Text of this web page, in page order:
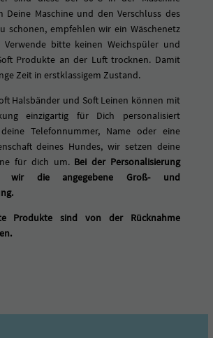
Deine Maschine und den Verschluss des
schonen, empfehlen wir ein Wäschenetz
Verwende bitte keinen Weichspüler und
Produkte an der Luft trocknen. Damit
Zeit in erstklassigem Zustand.
Halsbänder und Soft Leinen können mit
einzigartig für Dich personalisiert
Telefonnummer, Name oder eine
deines Hundes, wir setzen deine
für dich um. Bei der Personalisierung
wir die angegebene Groß- und
Produkte sind von der Rücknahme